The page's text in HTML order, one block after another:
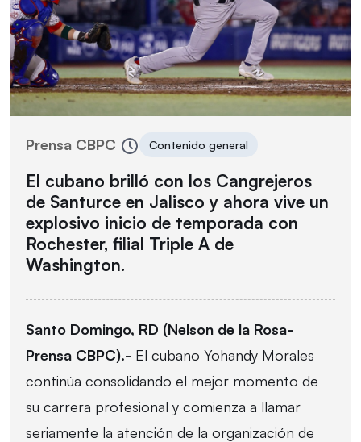
Prensa CBPC Contenido general
El cubano brilló con los Cangrejeros
de Santurce en Jalisco y ahora vive un
explosivo inicio de temporada con
Rochester, filial Triple A de
Washington.
Santo Domingo, RD (Nelson de la Rosa-
Prensa CBPC).- El cubano Yohandy Morales
continúa consolidando el mejor momento de
su carrera profesional y comienza a llamar
seriamente la atención de la organización de